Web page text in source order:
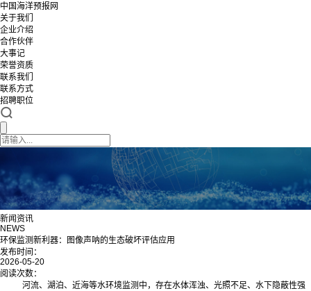
中国海洋预报网
关于我们
企业介绍
合作伙伴
大事记
荣誉资质
联系我们
联系方式
招聘职位
新闻资讯
NEWS
环保监测新利器：图像声呐的生态破坏评估应用
发布时间：
2026-05-20
阅读次数：
河流、湖泊、近海等水环境监测中，存在水体浑浊、光照不足、水下隐蔽性强